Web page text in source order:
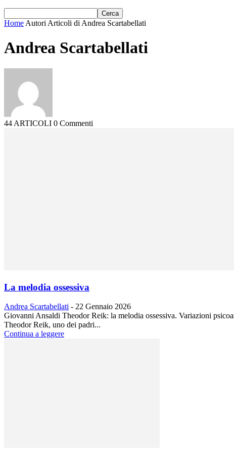
Home Autori Articoli di Andrea Scartabellati
Andrea Scartabellati
44 ARTICOLI 0 Commenti
La melodia ossessiva
Andrea Scartabellati - 22 Gennaio 2026
Giovanni Ansaldi Theodor Reik: la melodia ossessiva. Variazioni
Theodor Reik, uno dei padri...
Continua a leggere